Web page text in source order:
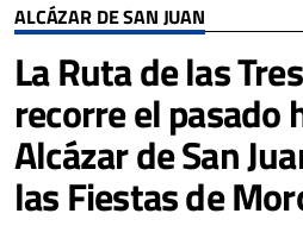
ALCÁZAR DE SAN JUAN
La Ruta de las
recorre el pasado
Alcázar de San
las Fiestas de